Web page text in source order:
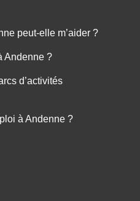
peut-elle m’aider ?
Andenne ?
d’activités
à Andenne ?